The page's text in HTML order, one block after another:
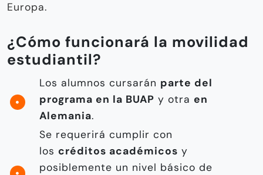
Europa.
¿Cómo funcionará la movilidad
estudiantil?
Los alumnos cursarán parte del
programa en la BUAP y otra en
Alemania.
Se requerirá cumplir con
los créditos académicos y
posiblemente un nivel básico de